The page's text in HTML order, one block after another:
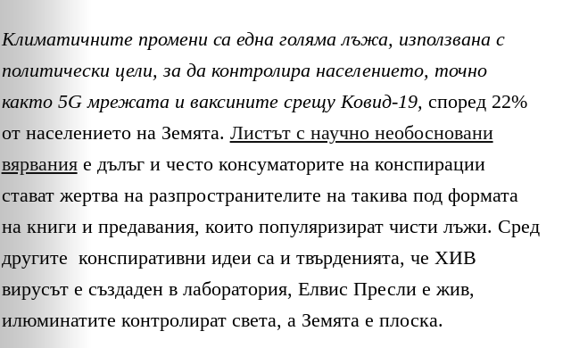
УСПЕХ
ОБЩЕСТВО
ОНЛАЙН
ПАРИ
ПОТРЕБИТЕЛИТЕ
ПРОФЕСИИ
ПСИХОЛОГИЯ
Климатичните промени са една голяма лъжа, използвана с
политически цели, за да контролира населението, точно
както 5G мрежата и ваксините срещу Ковид-19, според 22%
от населението на Земята. Листът с научно необосновани
вярванияе дълъг и често консуматорите на конспирации
стават жертва на разпространителите на такива под формата
на книги и предавания, които популяризират чисти лъжи. Сред
другите конспиративни идеи са и твърденията, че ХИВ
вирусът е създаден в лаборатория, Елвис Пресли е жив,
илюминатите контролират света, а Земята е плоска.